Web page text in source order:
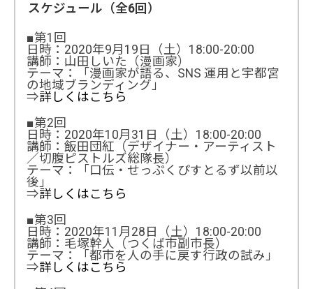
スケジュール（全6回）
■第1回
日時：2020年9月19日（土）18:00-20:00
講師：山田しいた（漫画家）
テーマ：「漫画家が語る、SNS 運用と宇都宮
の地域ブランディング」
⇒詳しくはこちら
■第2回
日時：2020年10月31日（土）18:00-20:00
講師：飯田団紅（デザイナー・アーティスト
／切腹ピストルズ総隊長）
テーマ：「口伝・せっぷくぴすとるず以前以
後」
⇒詳しくはこちら
■第3回
日時：2020年11月28日（土）18:00-20:00
講師：毛塚幹人（つくば市副市長）
テーマ：「都市を人の手に戻す行政の試み」
⇒詳しくはこちら